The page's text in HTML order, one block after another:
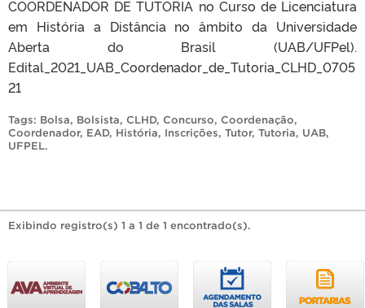
COORDENADOR DE TUTORIA no Curso de Licenciatura
em História a Distância no âmbito da Universidade
Aberta do Brasil (UAB/UFPel).
Edital_2021_UAB_Coordenador_de_Tutoria_CLHD_0705
21
Tags: Bolsa, Bolsista, CLHD, Concurso, Coordenação,
Coordenador, EAD, História, Inscrições, Tutor, Tutoria, UAB,
UFPEL.
Exibindo registro(s) 1 a 1 de 1 encontrado(s).